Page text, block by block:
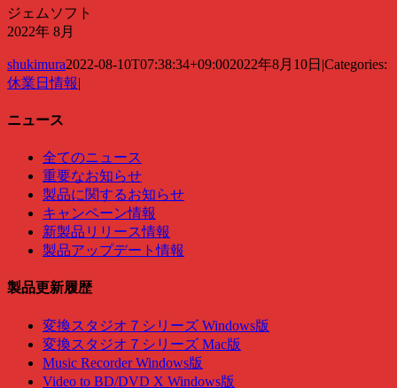
ジェムソフト
2022年 8月
shukimura2022-08-10T07:38:34+09:002022年8月10日 |Categories:
休業日情報|
ニュース
全てのニュース
重要なお知らせ
製品に関するお知らせ
キャンペーン情報
新製品リリース情報
製品アップデート情報
製品更新履歴
変換スタジオ７シリーズ Windows版
変換スタジオ７シリーズ Mac版
Music Recorder Windows版
Video to BD/DVD X Windows版